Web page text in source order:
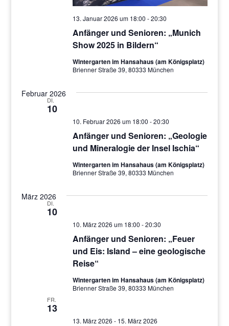
Anfänger und Senioren: „Munich
Show 2025 in Bildern“
13. Januar 2026 um 18:00 -20:30
Wintergarten im Hansahaus (am Königsplatz)
Brienner Straße 39, 80333 München
Februar 2026
DI.
10
Anfänger und Senioren: „Geologie
und Mineralogie der Insel Ischia“
10. Februar 2026 um 18:00 -20:30
Wintergarten im Hansahaus (am Königsplatz)
Brienner Straße 39, 80333 München
März 2026
DI.
10
Anfänger und Senioren: „Feuer
und Eis: Island – eine geologische
Reise“
10. März 2026 um 18:00 -20:30
Wintergarten im Hansahaus (am Königsplatz)
Brienner Straße 39, 80333 München
FR.
13
13. März 2026 - 15. März 2026